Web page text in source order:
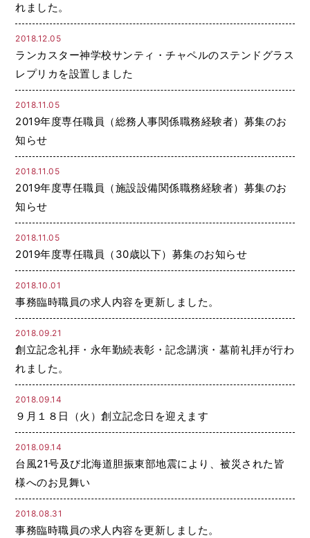
れました。
2018.12.05
ランカスター神学校サンティ・チャペルのステンドグラス
レプリカを設置しました
2018.11.05
2019年度専任職員（総務人事関係職務経験者）募集のお
知らせ
2018.11.05
2019年度専任職員（施設設備関係職務経験者）募集のお
知らせ
2018.11.05
2019年度専任職員（30歳以下）募集のお知らせ
2018.10.01
事務臨時職員の求人内容を更新しました。
2018.09.21
創立記念礼拝・永年勤続表彰・記念講演・墓前礼拝が行わ
れました。
2018.09.14
９月１８日（火）創立記念日を迎えます
2018.09.14
台風21号及び北海道胆振東部地震により、被災された皆
様へのお見舞い
2018.08.31
事務臨時職員の求人内容を更新しました。